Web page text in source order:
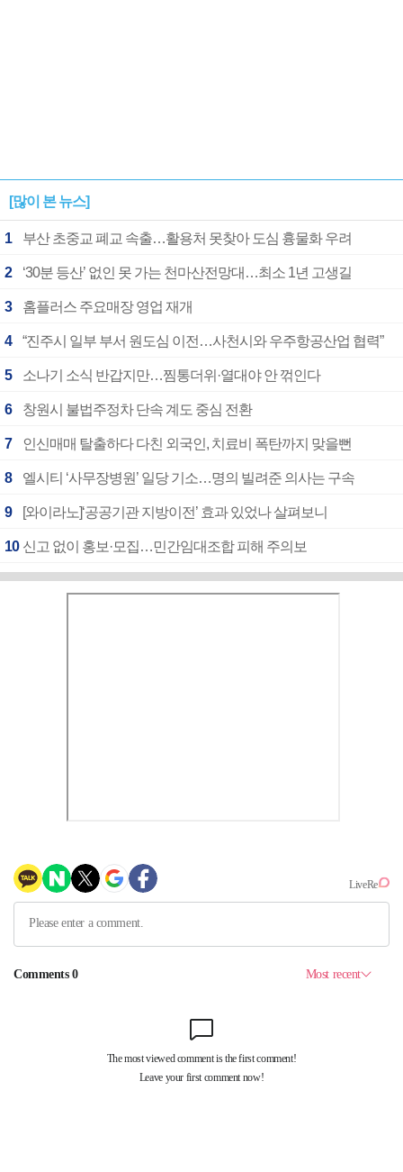
[많이 본 뉴스]
1 부산 초중교 폐교 속출…활용처 못찾아 도심 흉물화 우려
2 ‘30분 등산’ 없인 못 가는 천마산전망대…최소 1년 고생길
3 홈플러스 주요매장 영업 재개
4 “진주시 일부 부서 원도심 이전…사천시와 우주항공산업 협력”
5 소나기 소식 반갑지만…찜통더위·열대야 안 꺾인다
6 창원시 불법주정차 단속 계도 중심 전환
7 인신매매 탈출하다 다친 외국인, 치료비 폭탄까지 맞을뻔
8 엘시티 ‘사무장병원’ 일당 기소…명의 빌려준 의사는 구속
9 [와이라노]‘공공기관 지방이전’ 효과 있었나 살펴보니
10 신고 없이 홍보·모집…민간임대조합 피해 주의보